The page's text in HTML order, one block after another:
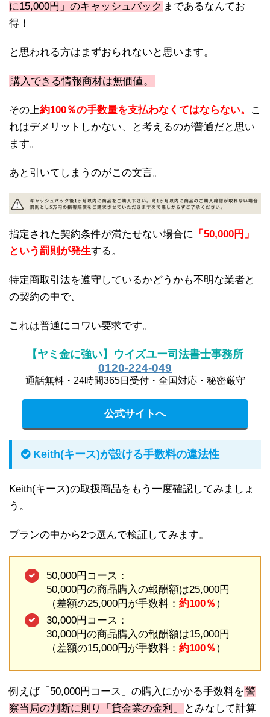
に15,000円」のキャッシュバック まであるなんてお
得！
と思われる方はまずおられないと思います。
購入できる情報商材は無価値。
その上約100％の手数量を支払わなくてはならない。
こ
れはデメリットしかない、と考えるのが普通だと思い
ます。
あと引いてしまうのがこの文言。
指定された契約条件が満たせない場合に
「50,000円」
という罰則が発生する。
特定商取引法を遵守しているかどうかも不明な業者と
の契約の中で、
これは普通にコワい要求です。
【ヤミ金に強い】ウイズユー司法書士事務所
0120-224-049
通話無料・24時間365日受付・全国対応・秘密厳守
公式サイトへ
Keith(キース)が設ける手数料の違法性
Keith(キース)の取扱商品をもう一度確認してみましょ
う。
プランの中から2つ選んで検証してみます。
50,000円コース：
50,000円の商品購入の報酬額は25,000円
（差額の25,000円が手数料： 約100％ ）
30,000円コース：
30,000円の商品購入の報酬額は15,000円
（差額の15,000円が手数料： 約100％ ）
例えば「50,000円コース」の購入にかかる手数料を警
察当局の判断に則り「貸金業の金利」
とみなして計算